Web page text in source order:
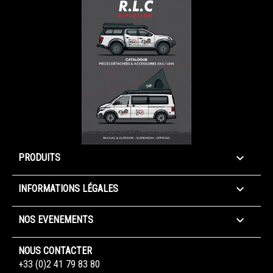
PRODUITS 
INFORMATIONS LÉGALES 
NOS EVENEMENTS 
NOUS CONTACTER
+33 (0)2 41 79 83 80